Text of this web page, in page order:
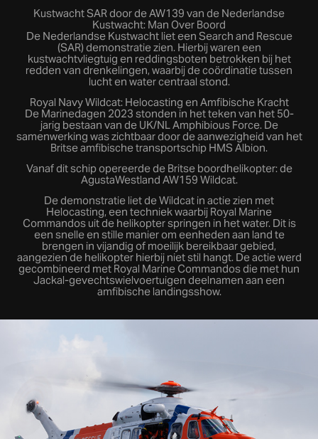
Kustwacht SAR door de AW139 van de Nederlandse
Kustwacht: Man Over Boord
De Nederlandse Kustwacht liet een Search and Rescue
(SAR) demonstratie zien. Hierbij waren een
kustwachtvliegtuig en reddingsboten betrokken bij het
redden van drenkelingen, waarbij de coördinatie tussen
lucht en water centraal stond.
Royal Navy Wildcat: Helocasting en Amfibische Kracht
De Marinedagen 2023 stonden in het teken van het 50-
jarig bestaan van de UK/NL Amphibious Force. De
samenwerking was zichtbaar door de aanwezigheid van het
Britse amfibische transportschip HMS Albion.
Vanaf dit schip opereerde de Britse boordhelikopter: de
AgustaWestland AW159 Wildcat.
De demonstratie liet de Wildcat in actie zien met
Helocasting, een techniek waarbij Royal Marine
Commandos uit de helikopter springen in het water. Dit is
een snelle en stille manier om eenheden aan land te
brengen in vijandig of moeilijk bereikbaar gebied,
aangezien de helikopter hierbij niet stil hangt. De actie werd
gecombineerd met Royal Marine Commandos die met hun
Jackal-gevechtswielvoertuigen deelnamen aan een
amfibische landingsshow.